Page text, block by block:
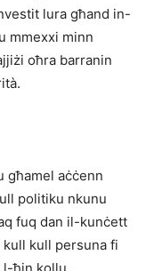
lura għand in-
mmexxi minn
oħra barranin
għamel aċċenn
politiku nkunu
fuq dan il-kunċett
kull kull persuna fi